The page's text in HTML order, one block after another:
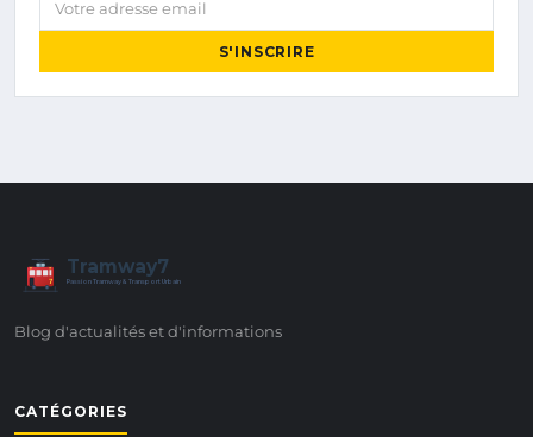
S'INSCRIRE
7
Tramway7
Passion Tramway & Transport Urbain
Blog d'actualités et d'informations
CATÉGORIES